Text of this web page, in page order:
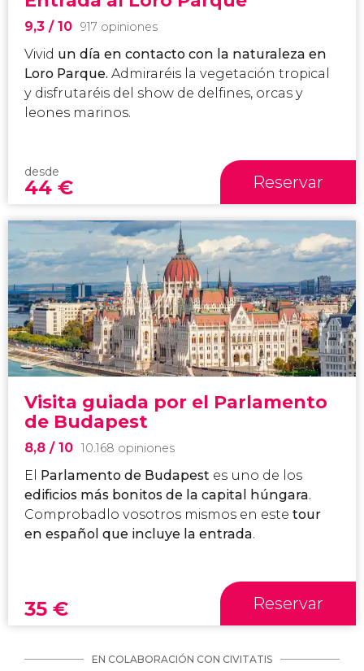
9,3 / 10 917 opiniones
Vivid un día en contacto con la naturaleza en
Loro Parque. Admiraréis la vegetación tropical
y disfrutaréis del show de delfines, orcas y
leones marinos.
desde
44 € Reservar
Visita guiada por el Parlamento
de Budapest
8,8 / 10 10.168 opiniones
El Parlamento de Budapest es uno de los
edificios más bonitos de la capital húngara.
Comprobadlo vosotros mismos en este tour
en español que incluye la entrada.
35 € Reservar
EN COLABORACIÓN CON CIVITATIS